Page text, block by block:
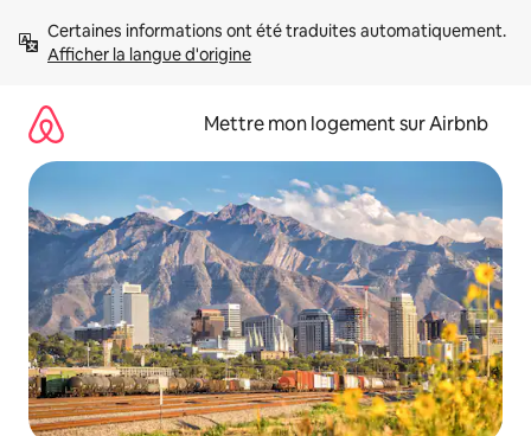
directement
Afficher la langue d'origine
Mettre mon logement sur Airbnb